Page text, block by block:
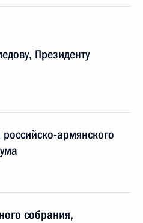
Президенту
армянского
собрания,